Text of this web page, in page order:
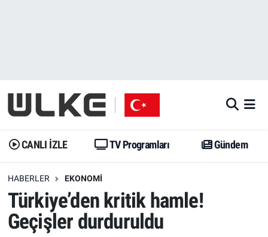
CANLI İZLE TV Programları Gündem
HABERLER EKONOMI
Türkiye’den kritik hamle!
Geçişler durduruldu
Gündem
Dünya
Erişim Bilgileri
Ekonomi
Gündem
Trend
Erişim Bilgileri
Spor
İstanbul Namaz Vakitleri
Trafik Durumu
Erişim Bilgileri
Tüm Manşetler